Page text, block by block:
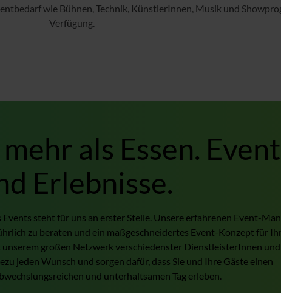
wie Bühnen, Technik, KünstlerInnen, Musik und
Verfügung.
als Essen.
Erlebnisse.
steht für uns an erster Stelle. Unsere erfahrenen Event-
zu beraten und ein maßgeschneidertes Event-Konzept für
großen Netzwerk verschiedenster DienstleisterInnen und
jeden Wunsch und sorgen dafür, dass Sie und Ihre Gäste einen
und unterhaltsamen Tag erleben.